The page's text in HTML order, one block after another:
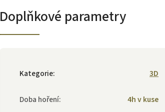
Doplňkové parametry
Kategorie: 3D
Doba hoření: 4h v kuse